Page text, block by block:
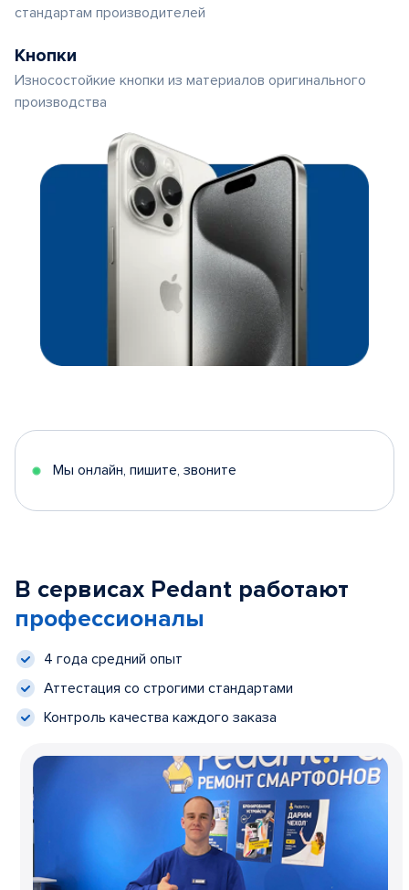
стандартам производителей
Кнопки
Износостойкие кнопки из материалов оригинального
производства
Мы онлайн, пишите, звоните
В сервисах Pedant работают
профессионалы
4 года средний опыт
Аттестация со строгими стандартами
Контроль качества каждого заказа